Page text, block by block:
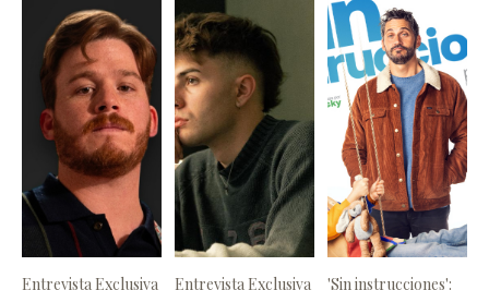
Entrevista Exclusiva
Entrevista Exclusiva
'Sin instrucciones':